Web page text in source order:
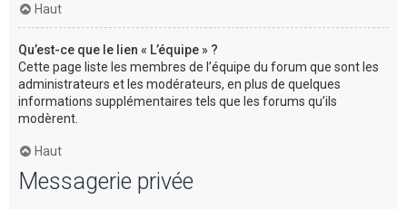
Haut
Qu’est-ce que le lien « L’équipe » ?
Cette page liste les membres de l’équipe du forum que sont les
administrateurs et les modérateurs, en plus de quelques
informations supplémentaires tels que les forums qu’ils
modèrent.
Haut
Messagerie privée